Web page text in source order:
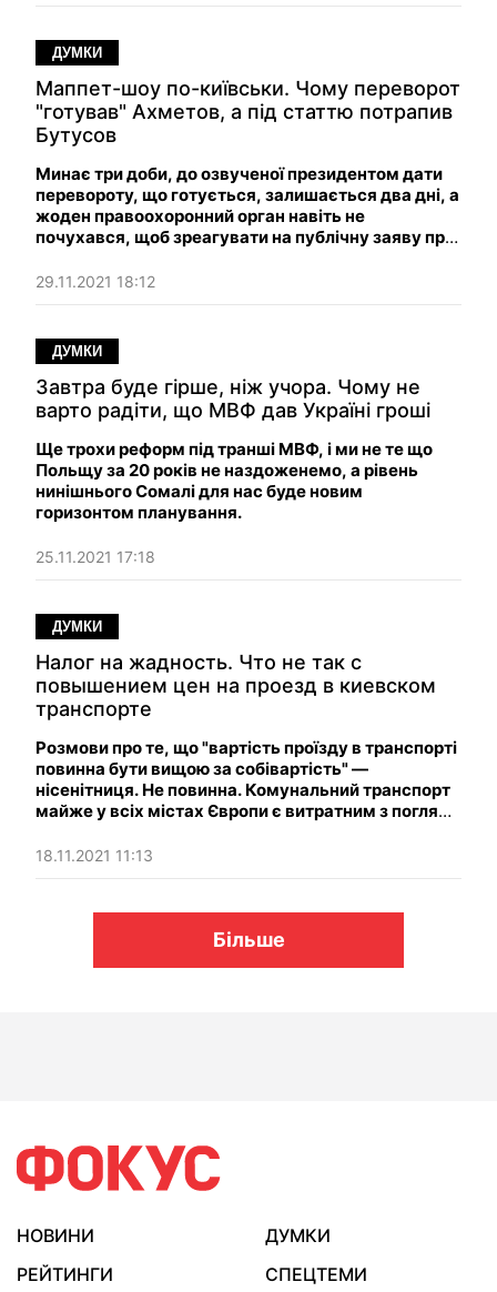
ДУМКИ
Маппет-шоу по-київськи. Чому переворот
"готував" Ахметов, а під статтю потрапив
Бутусов
Минає три доби, до озвученої президентом дати
перевороту, що готується, залишається два дні, а
жоден правоохоронний орган навіть не
почухався, щоб зреагувати на публічну заяву про
29.11.2021 18:12
ДУМКИ
Завтра буде гірше, ніж учора. Чому не
варто радіти, що МВФ дав Україні гроші
Ще трохи реформ під транші МВФ, і ми не те що
Польщу за 20 років не наздоженемо, а рівень
нинішнього Сомалі для нас буде новим
горизонтом планування.
25.11.2021 17:18
ДУМКИ
Налог на жадность. Что не так с
повышением цен на проезд в киевском
транспорте
Розмови про те, що "вартість проїзду в транспорті
повинна бути вищою за собівартість" —
нісенітниця. Не повинна. Комунальний транспорт
майже у всіх містах Європи є витратним з погляду
18.11.2021 11:13
Більше
НОВИНИ
ДУМКИ
РЕЙТИНГИ
СПЕЦТЕМИ